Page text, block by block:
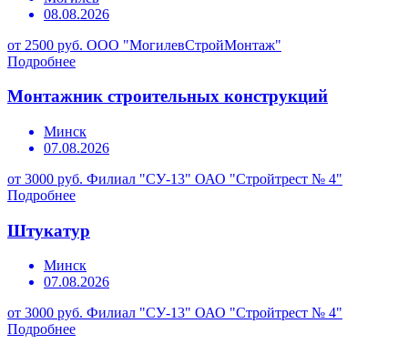
08.08.2026
от 2500 руб. ООО "МогилевСтройМонтаж"
Подробнее
Монтажник строительных конструкций
Минск
07.08.2026
от 3000 руб. Филиал "СУ-13" ОАО "Стройтрест № 4"
Подробнее
Штукатур
Минск
07.08.2026
от 3000 руб. Филиал "СУ-13" ОАО "Стройтрест № 4"
Подробнее